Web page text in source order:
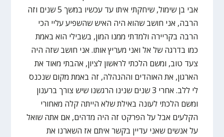
אבי בן שימול, שיחקתי איתו עד עכשיו במשך 5 שנים וזה
הרבה, אני חושב שהוא היה האיש שהשפיע עליי הכי
הרבה בקריירה ולמדתי ממנו המון, בשבילי הוא באמת
כמו בדרגה של אל ואני מעריץ אותו. אני חושב שזה היה
צעד טוב, ומשם הלכתי לראשון לציון, אהבתי מאוד את
הארגון, את האוהדים וההנהלה, זה באמת מקום שנכנס
לי ללב. אחרי 3 שנים שנינו הרגשנו שיש צורך ברענון
ומשם הלכתי לעונה באילת שלא הייתה קלה מאחורי
הקלעים אבל על הפרקט זה היה מדהים, אם אתה שואל
על אנשים שאני עדיין בקשר איתם אז השארנו את